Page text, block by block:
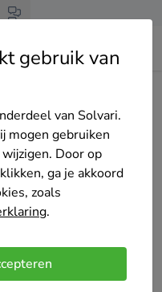
gebruik van
van Solvari.
mogen gebruiken
Door op
ga je akkoord
zoals
.